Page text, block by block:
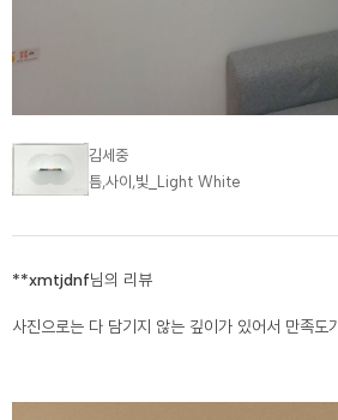
김세중
틈,사이,빛_Light White
**xmtjdnf님의 리뷰
사진으로는 다 담기지 않는 깊이가 있어서 만족도